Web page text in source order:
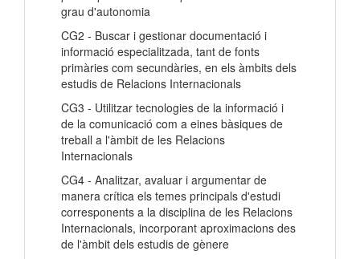
grau d'autonomia
CG2 - Buscar i gestionar documentació i
informació especialitzada, tant de fonts
primàries com secundàries, en els àmbits dels
estudis de Relacions Internacionals
CG3 - Utilitzar tecnologies de la informació i
de la comunicació com a eines bàsiques de
treball a l'àmbit de les Relacions
Internacionals
CG4 - Analitzar, avaluar i argumentar de
manera crítica els temes principals d'estudi
corresponents a la disciplina de les Relacions
Internacionals, incorporant aproximacions des
de l'àmbit dels estudis de gènere